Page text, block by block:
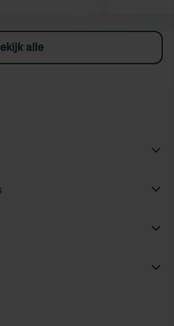
alle